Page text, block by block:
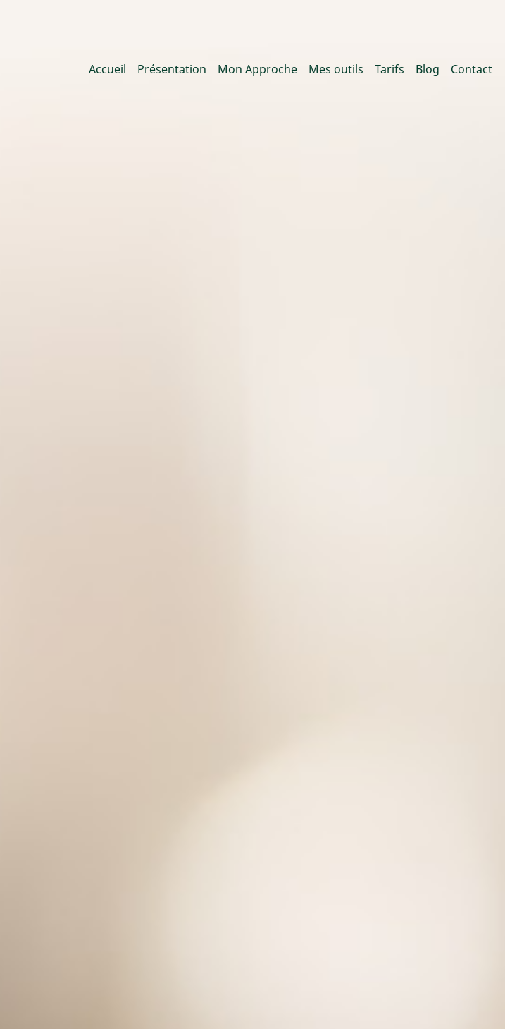
Main
Accueil Présentation Mon Approche Mes outils Tarifs Blog Contact